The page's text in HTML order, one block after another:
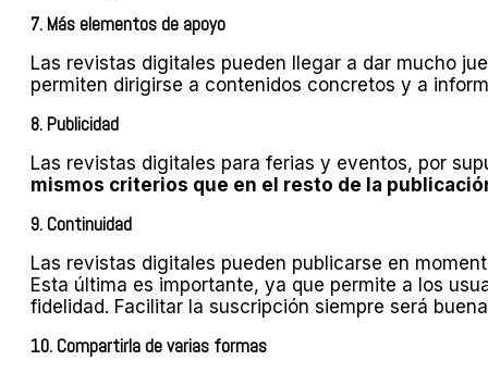
7. Más elementos de apoyo
Las revistas digitales pueden llegar a dar mucho
permiten dirigirse a contenidos concretos y a
8. Publicidad
Las revistas digitales para ferias y eventos, por
mismos criterios que en el resto de la
9. Continuidad
Las revistas digitales pueden publicarse en
Esta última es importante, ya que permite a los
fidelidad. Facilitar la suscripción siempre será
10. Compartirla de varias formas